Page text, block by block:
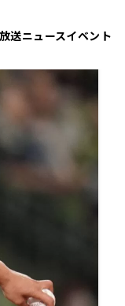
送ニュースイベント